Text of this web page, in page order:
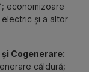
economizoare
și a altor
Cogenerare:
căldură;